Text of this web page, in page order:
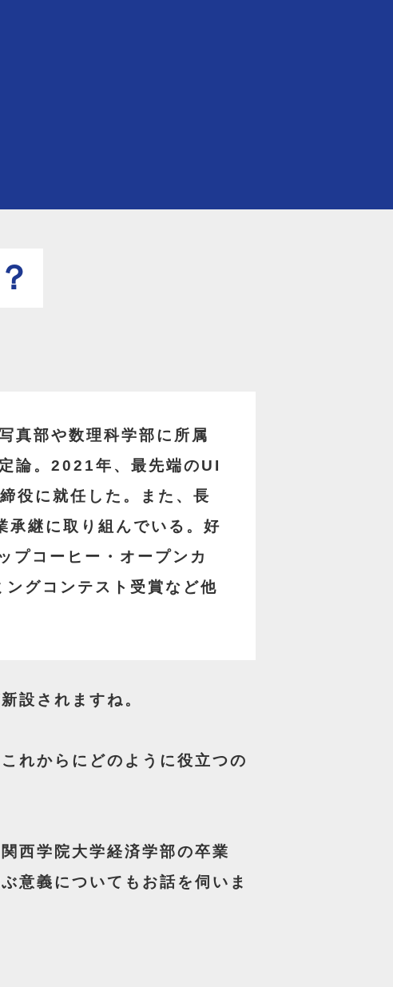
真部や数理科学部に所属
論。2021年、最先端のUI
役に就任した。また、長
継に取り組んでいる。好
コーヒー・オープンカ
グコンテスト受賞など他
設されますね。
れからにどのように役立つの
西学院大学経済学部の卒業
意義についてもお話を伺いま